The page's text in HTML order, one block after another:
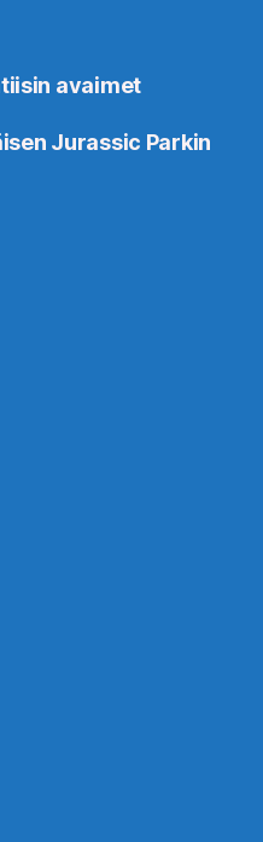
avaimet
Jurassic Parkin